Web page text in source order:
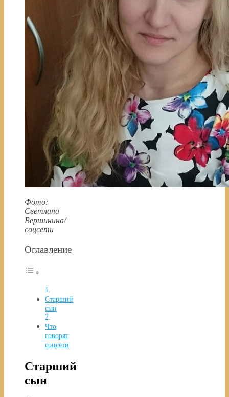
Фото:
Светлана
Вершинина/
соцсети
Оглавление
Старший
сын
Что
говорят
соцсети
Старший
сын